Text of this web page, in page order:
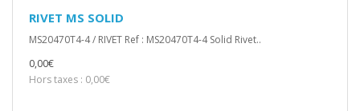
RIVET MS SOLID
MS20470T4-4 / RIVET Ref : MS20470T4-4 Solid Rivet..
0,00€
Hors taxes : 0,00€